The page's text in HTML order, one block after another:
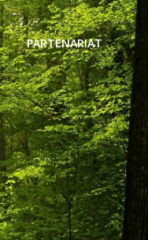
PARTENARIAT